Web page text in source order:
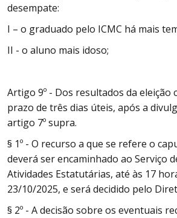
desempate:
I – o graduado pelo ICMC há mais
II - o aluno mais idoso;
Artigo 9º - Dos resultados da eleição
prazo de três dias úteis, após a
artigo 7º supra.
§ 1º - O recurso a que se refere o
deverá ser encaminhado ao Serviço
Atividades Estatutárias, até às 17
23/10/2025, e será decidido pelo
§ 2º - A decisão sobre os eventuais